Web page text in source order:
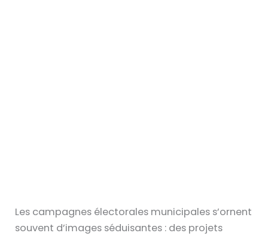
Les campagnes électorales municipales s’ornent
souvent d’images séduisantes : des projets